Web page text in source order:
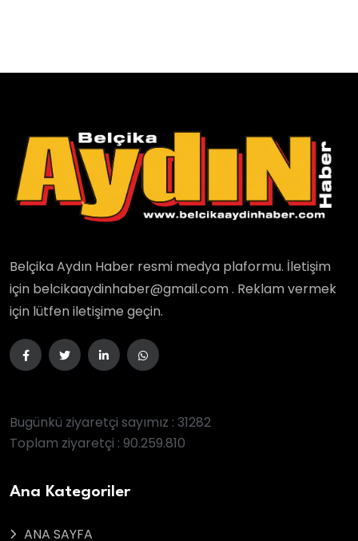
Belçika Aydın Haber resmi medya plaformu. İletişim
için belcikaaydinhaber@gmail.com . Reklam vermek
için lütfen iletişime geçin.
Bugünkü ziyaretçi sayımız : 31282
Toplam ziyaretçi : 90.259.810
Ana Kategoriler
ANA SAYFA